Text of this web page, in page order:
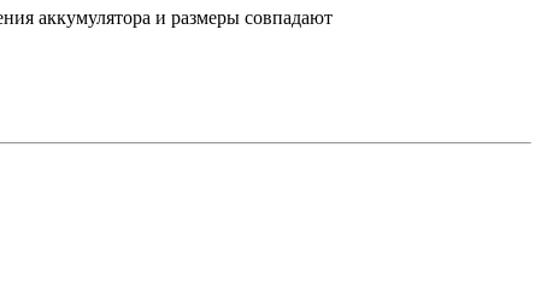
аккумулятора и размеры совпадают